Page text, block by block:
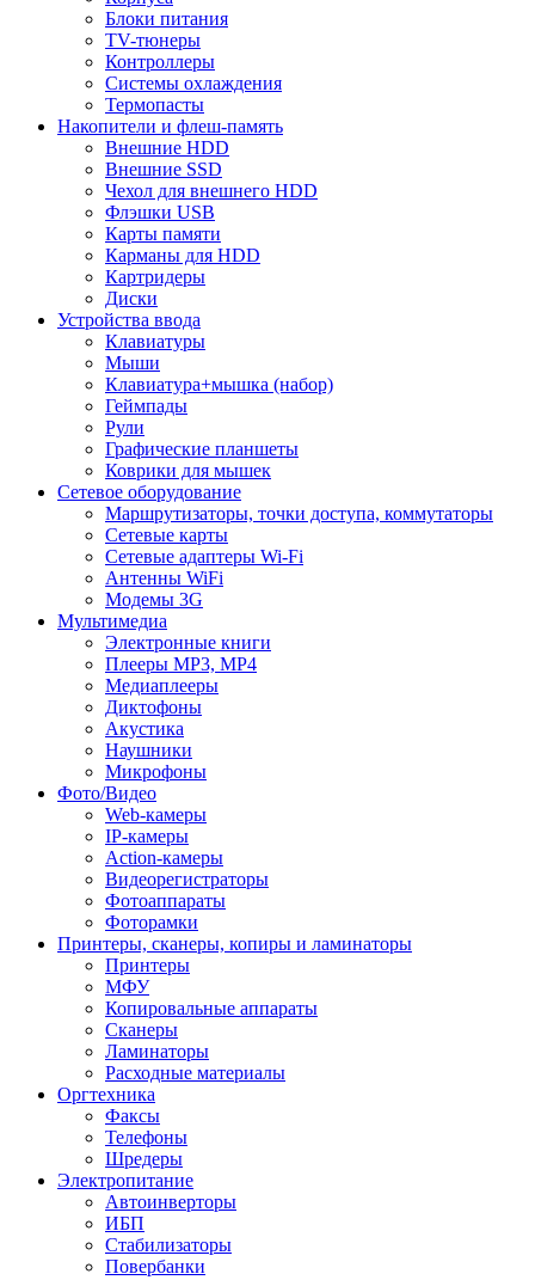
Блоки питания
TV-тюнеры
Контроллеры
Системы охлаждения
Термопасты
Накопители и флеш-память
Внешние HDD
Внешние SSD
Чехол для внешнего HDD
Флэшки USB
Карты памяти
Карманы для HDD
Картридеры
Диски
Устройства ввода
Клавиатуры
Мыши
Клавиатура+мышка (набор)
Геймпады
Рули
Графические планшеты
Коврики для мышек
Сетевое оборудование
Маршрутизаторы, точки доступа, коммутаторы
Сетевые карты
Сетевые адаптеры Wi-Fi
Антенны WiFi
Модемы 3G
Мультимедиа
Электронные книги
Плееры MP3, MP4
Медиаплееры
Диктофоны
Акустика
Наушники
Микрофоны
Фото/Видео
Web-камеры
IP-камеры
Action-камеры
Видеорегистраторы
Фотоаппараты
Фоторамки
Принтеры, сканеры, копиры и ламинаторы
Принтеры
МФУ
Копировальные аппараты
Сканеры
Ламинаторы
Расходные материалы
Оргтехника
Факсы
Телефоны
Шредеры
Электропитание
Автоинверторы
ИБП
Стабилизаторы
Повербанки